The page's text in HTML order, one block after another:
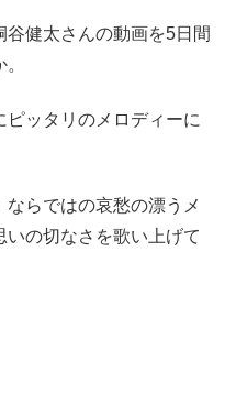
健太さんの動画を5日間
ッタリのメロディーに
らではの哀愁の漂うメ
いの切なさを歌い上げて